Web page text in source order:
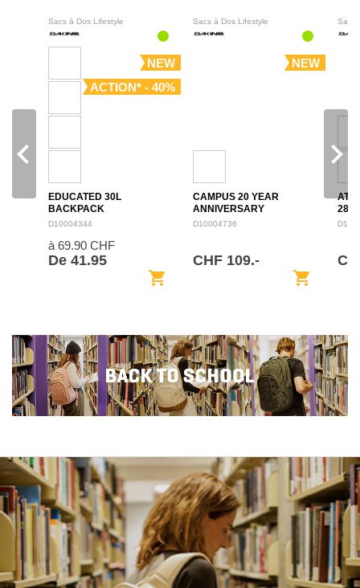
Sacs à Dos Lifestyle
NEW
ACTION* - 40%
EDUCATED 30L
BACKPACK
D10004344
à 69.90 CHF
De 41.95
shopping_cart
Sacs à Dos Lifestyle
NEW
CAMPUS 20 YEAR
ANNIVERSARY
BACKPACK 28L
D10004736
CHF 109.-
shopping_cart
Sacs
28L
navigate_before navigate_next